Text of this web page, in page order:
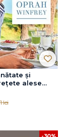
și
alese
delicioase și o
lei